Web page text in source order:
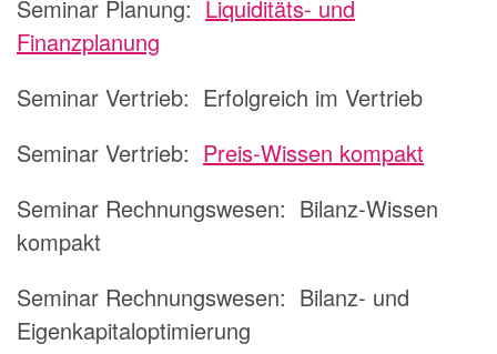
Seminar Planung: Liquiditäts- und
Finanzplanung
Seminar Vertrieb: Erfolgreich im Vertrieb
Seminar Vertrieb: Preis-Wissen kompakt
Seminar Rechnungswesen: Bilanz-Wissen
kompakt
Seminar Rechnungswesen: Bilanz- und
Eigenkapitaloptimierung